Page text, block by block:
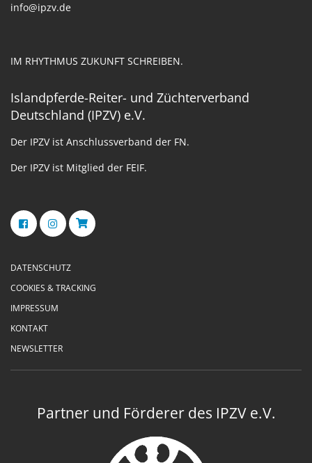
info@ipzv.de
IM RHYTHMUS ZUKUNFT SCHREIBEN.
Islandpferde-Reiter- und Züchterverband
Deutschland (IPZV) e.V.
Der IPZV ist Anschlussverband der FN.
Der IPZV ist Mitglied der FEIF.
DATENSCHUTZ
COOKIES & TRACKING
IMPRESSUM
KONTAKT
NEWSLETTER
Partner und Förderer des IPZV e.V.